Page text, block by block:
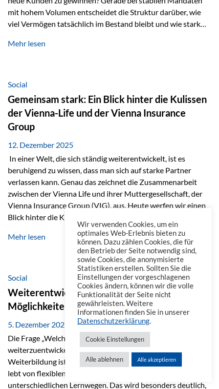
mit hohem Volumen entscheidet die Struktur darüber, wie
viel Vermögen tatsächlich im Bestand bleibt und wie stark
Beispiel verdeutlicht diese Wirkung besonders deutlich.
hinzukommen, spielt nicht nur die Rendite eine Rolle. Auch
steuerliche Effekte haben einen erheblichen Einfluss auf…
Mehr lesen
Social
Gemeinsam stark: Ein Blick hinter die Kulissen
der Vienna-Life und der Vienna Insurance
Group
12. Dezember 2025
In einer Welt, die sich ständig weiterentwickelt, ist es
beruhigend zu wissen, dass man sich auf starke Partner
verlassen kann. Genau das zeichnet die Zusammenarbeit
zwischen der Vienna Life und ihrer Muttergesellschaft, der
Vienna Insurance Group (VIG), aus. Heute werfen wir einen
Blick hinter die Kulissen auf eine Unternehmensgruppe mit
beeindruckender Geschichte, gewachsenem Know-how und
einem stabilen Fundament. Ein starkes Netzwerk in ganz
Europa Die Vienna Insurance Group ist die führende
Versicherungsgruppe in Zentral- und Osteuropa. Mit über
50 Versicherungsgesellschaften in insgesamt 30 Ländern
verbindet sie regionale Stärke mit internationaler
Kompetenz.
Mehr lesen
Social
Weiterentwicklung im Berufsalltag: Welche
Möglichkeiten es gibt
5. Dezember 2025
Die Frage „Welche Möglichkeiten gibt es, sich
weiterzuentwickeln?“ lässt sich heute vielseitig beantworten.
Weiterbildung ist längst kein starrer Prozess mehr, sondern
lebt von flexiblen Formaten, individuellen Bedürfnissen und
unterschiedlichen Lernwegen. Das wird besonders deutlich,
Wir verwenden Cookies, um ein
optimales Web-Erlebnis bieten zu
können. Dazu zählen Cookies, die für
den Betrieb der Seite notwendig sind,
sowie Cookies, die anonymisierte
Statistiken erstellen. Sollten Sie die
Einstellungen der vorgeschlagenen
Cookies ändern, können wir die volle
Funktionalität der Seite nicht
gewährleisten. Weitere
Informationen finden Sie in unserer
Datenschutzerklärung.
Cookie Einstellungen
Alle ablehnen Alle akzeptieren